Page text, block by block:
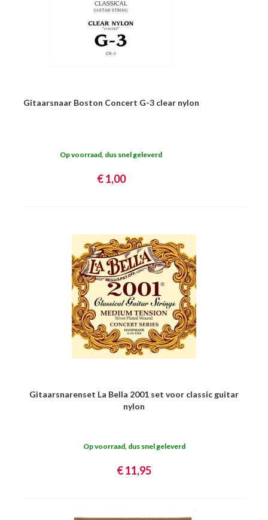
Gitaarsnaar Boston Concert G-3 clear nylon
Op voorraad, dus snel geleverd
€ 1,00
Gitaarsnarenset La Bella 2001 set voor classic guitar
nylon
Op voorraad, dus snel geleverd
€ 11,95